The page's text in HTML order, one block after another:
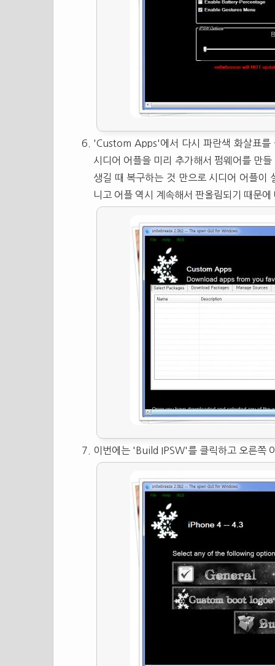
'Custom Apps'에서 다시 파란색 화살표를
시디어 어플을 미리 추가해서 펌웨어를 만
생길 때 복구하는 것 만으로 시디어 어플이
니고 어플 역시 계속해서 판올림되기 때문
이번에는 'Build IPSW'를 클릭하고 오른쪽